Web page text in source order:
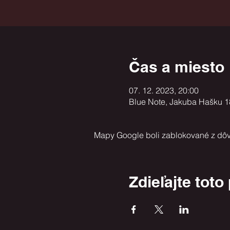
Čas a miesto
07. 12. 2023, 20:00
Blue Note, Jakuba Hašku
Mapy Google boli zablokované z
Zdieľajte toto